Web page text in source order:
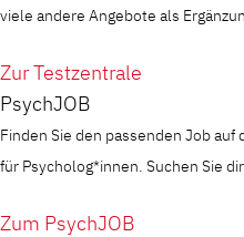
viele andere Angebote als
Zur Testzentrale
PsychJOB
Finden Sie den passenden Job
für Psycholog*innen. Suchen Sie
Zum PsychJOB